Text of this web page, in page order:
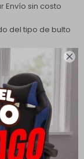

Envío sin costo
del tipo de bulto
compras
de 5 días para